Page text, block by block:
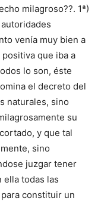
milagroso??. 1ª)
venía muy bien a
que iba a
lo son, éste
el decreto del
naturales, sino
su
y que tal
sino
juzgar tener
todas las
constituir un